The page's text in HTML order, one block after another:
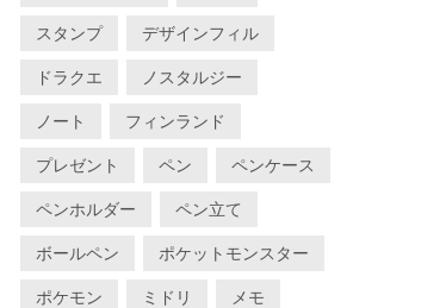
スタンプ デザインフィル
ドラクエ ノスタルジー
ノート フィンランド
プレゼント ペン ペンケース
ペンホルダー ペン立て
ボールペン ポケットモンスター
ポケモン ミドリ メモ